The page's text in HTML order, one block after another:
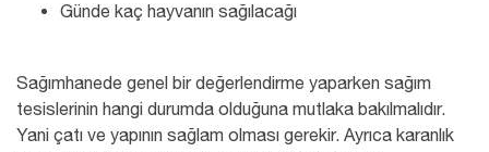
Günde kaç hayvanın sağılacağı
Sağımhanede genel bir değerlendirme yaparken sağım
tesislerinin hangi durumda olduğuna mutlaka bakılmalıdır.
Yani çatı ve yapının sağlam olması gerekir. Ayrıca karanlık